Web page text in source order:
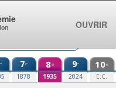
e 7e
1878
8e
1935
9e
2024
10e
E.C.
OUVRIR